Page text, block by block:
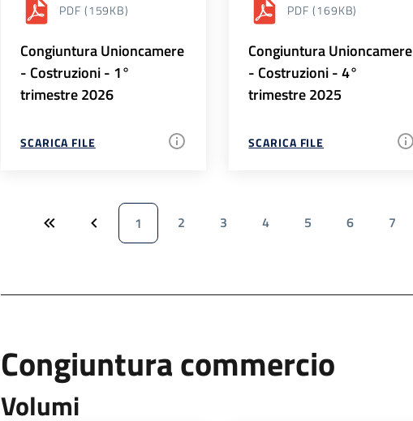
PDF (159KB)
Congiuntura Unioncamere
- Costruzioni - 1°
trimestre 2026
SCARICA FILE
PDF (169KB)
Congiuntura Unioncamere
- Costruzioni - 4°
trimestre 2025
SCARICA FILE
1 2 3 4 5 6 7
Congiuntura commercio
Volumi